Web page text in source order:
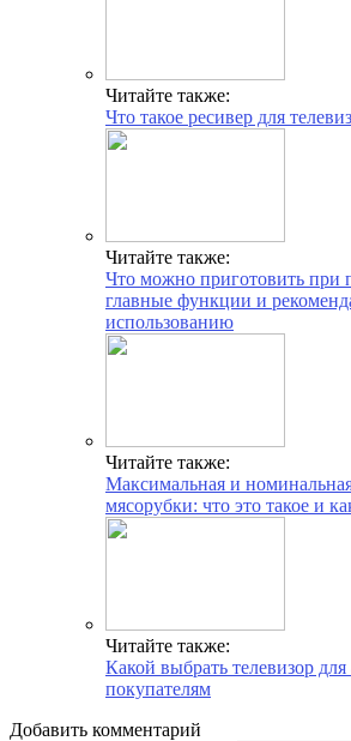
Читайте также:
Что такое ресивер для
Читайте также:
Что можно приготовить при
главные функции и
использованию
Читайте также:
Максимальная и
мясорубки: что это такое и
Читайте также:
Какой выбрать телевизор
покупателям
Добавить комментарий